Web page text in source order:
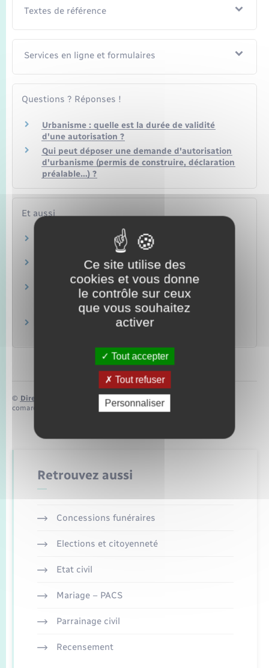
Textes de référence
Services en ligne et formulaires
Questions ? Réponses !
Urbanisme : quelle est la durée de validité
d'une autorisation ?
Qui peut déposer une demande d'autorisation
d'urbanisme (permis de construire, déclaration
préalable…) ?
Et aussi
Permis de construire
Permis d'aménager
Affichage de l'autorisation d'urbanisme sur le
Taxe d'aménagement (TA)
© Direction de l’information légale et administrative
comarquage developpé par baseo.io
Retrouvez aussi
Concessions funéraires
Elections et citoyenneté
Etat civil
Mariage – PACS
Parrainage civil
Recensement
Ce site utilise des
cookies et vous donne
le contrôle sur ceux
que vous souhaitez
activer
Tout accepter
Tout refuser
Personnaliser